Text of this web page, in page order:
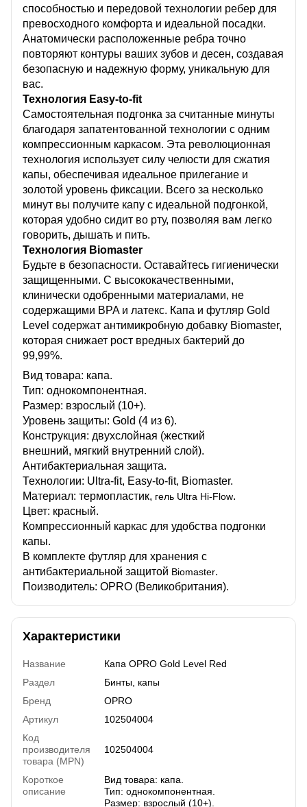
способностью и передовой технологии ребер для
превосходного комфорта и идеальной посадки.
Анатомически расположенные ребра точно
повторяют контуры ваших зубов и десен, создавая
безопасную и надежную форму, уникальную для
вас.
Технология Easy-to-fit
Самостоятельная подгонка за считанные минуты
благодаря запатентованной технологии с одним
компрессионным каркасом. Эта революционная
технология использует силу челюсти для сжатия
капы, обеспечивая идеальное прилегание и
золотой уровень фиксации. Всего за несколько
минут вы получите капу с идеальной подгонкой,
которая удобно сидит во рту, позволяя вам легко
говорить, дышать и пить.
Технология Biomaster
Будьте в безопасности. Оставайтесь гигиенически
защищенными. С высококачественными,
клинически одобренными материалами, не
содержащими BPA и латекс. Капа и футляр Gold
Level содержат антимикробную добавку Biomaster,
которая снижает рост вредных бактерий до
99,99%.
Вид товара: капа.
Тип: однокомпонентная.
Размер: взрослый (10+).
Уровень защиты: Gold (4 из 6).
Конструкция: двухслойная (жесткий
внешний, мягкий внутренний слой).
Антибактериальная защита.
Технологии: Ultra-fit, Easy-to-fit, Biomaster.
Материал: термопластик, гель Ultra Hi-Flow.
Цвет: красный.
Компрессионный каркас для удобства подгонки
капы.
В комплекте футляр для хранения с
антибактериальной защитой Biomaster.
Поизводитель: OPRO (Великобритания).
Характеристики
Название
Капа OPRO Gold Level Red
Раздел
Бинты, капы
Бренд
OPRO
Артикул
102504004
Код
производителя
товара (MPN)
102504004
Короткое
описание
Вид товара: капа.
Тип: однокомпонентная.
Размер: взрослый (10+).